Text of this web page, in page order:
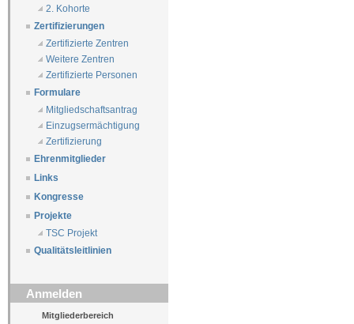
2. Kohorte
Zertifizierungen
Zertifizierte Zentren
Weitere Zentren
Zertifizierte Personen
Formulare
Mitgliedschaftsantrag
Einzugsermächtigung
Zertifizierung
Ehrenmitglieder
Links
Kongresse
Projekte
TSC Projekt
Qualitätsleitlinien
Anmelden
Mitgliederbereich